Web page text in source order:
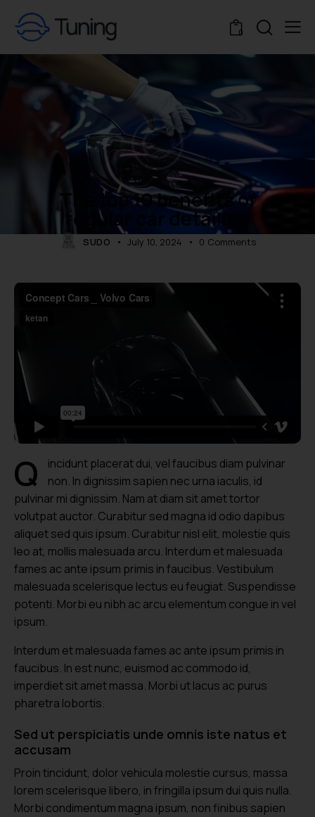
0
NEWS
The top 10 benefits of
regular car detailing
SUDO July 10, 2024 0 Comments
Q
incidunt placerat dui, vel faucibus diam pulvinar
non. In dignissim sapien nec urna iaculis, id
pulvinar mi dignissim. Nam at diam sit amet tortor
volutpat auctor. Curabitur sed magna id odio dapibus
aliquet sed quis ipsum. Curabitur nisl elit, molestie quis
leo at, mollis malesuada arcu. Interdum et malesuada
fames ac ante ipsum primis in faucibus. Vestibulum
malesuada scelerisque lectus eu feugiat. Suspendisse
potenti. Morbi eu nibh ac arcu elementum congue in vel
ipsum.
Interdum et malesuada fames ac ante ipsum primis in
faucibus. In est nunc, euismod ac commodo id,
imperdiet sit amet massa. Morbi ut lacus ac purus
pharetra lobortis.
Sed ut perspiciatis unde omnis iste natus et
accusam
Proin tincidunt, dolor vehicula molestie cursus, massa
lorem scelerisque libero, in fringilla ipsum dui quis nulla.
Morbi condimentum magna ipsum, non finibus sapien